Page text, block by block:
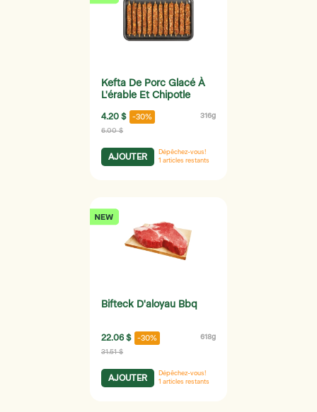
Kefta De Porc Glacé À
L'érable Et Chipotle
4.20 $ -30% 316g
6.00 $
AJOUTER
Dépêchez-vous!
1 articles restants
Bifteck D'aloyau Bbq
22.06 $ -30% 618g
31.51 $
AJOUTER
Dépêchez-vous!
1 articles restants